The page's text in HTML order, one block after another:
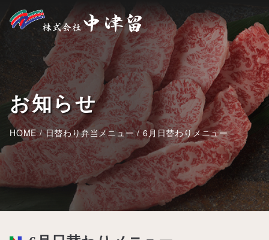
お知らせ
HOME/日替わり弁当メニュー/6月日替わりメニュー